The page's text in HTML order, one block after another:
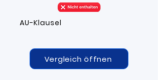
AU-Klausel
Vergleich öffnen